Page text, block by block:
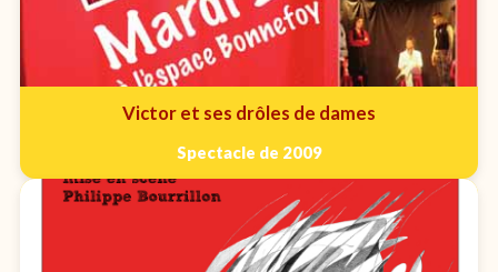
Victor et ses drôles de dames
Spectacle de 2009